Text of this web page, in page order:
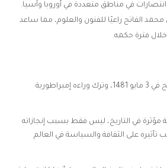
انتصارات في مناطق متعددة في أوروبا وآسيا.
محمد الفاتح راعيًا للفنون والعلوم، مما ساعد
خلال فترة حكمه.
توفي السلطان محمد الفاتح في 3 مايو 1481، وترك وراءه إمبراطورية
في التاريخ، ليس فقط بسبب إنجازاته
على الثقافة والسياسة في العالم